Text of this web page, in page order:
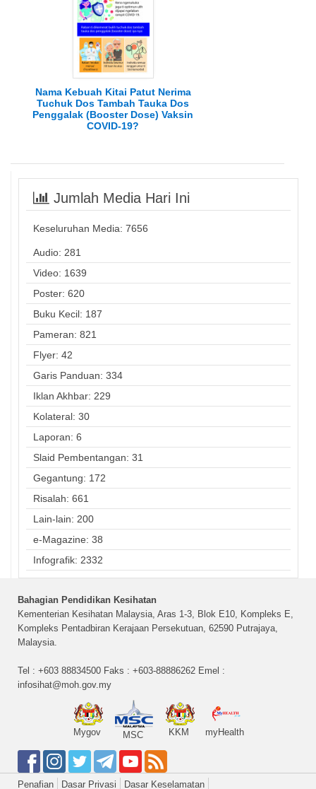
Nama Kebuah Kitai Patut Nerima
Tuchuk Dos Tambah Tauka Dos
Penggalak (Booster Dose) Vaksin
COVID-19?
Jumlah Media Hari Ini
Keseluruhan Media: 7656
Audio: 281
Video: 1639
Poster: 620
Buku Kecil: 187
Pameran: 821
Flyer: 42
Garis Panduan: 334
Iklan Akhbar: 229
Kolateral: 30
Laporan: 6
Slaid Pembentangan: 31
Gegantung: 172
Risalah: 661
Lain-lain: 200
e-Magazine: 38
Infografik: 2332
Bahagian Pendidikan Kesihatan
Kementerian Kesihatan Malaysia, Aras 1-3, Blok E10, Kompleks E,
Kompleks Pentadbiran Kerajaan Persekutuan, 62590 Putrajaya,
Malaysia.
Tel : +603 88834500 Faks : +603-88886262 Emel :
infosihat@moh.gov.my
Mygov MSC KKM myHealth
Penafian Dasar Privasi Dasar Keselamatan